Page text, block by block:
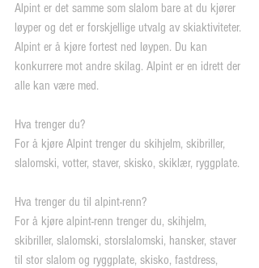
Alpint er det samme som slalom bare at du kjører
løyper og det er forskjellige utvalg av skiaktiviteter.
Alpint er å kjøre fortest ned løypen. Du kan
konkurrere mot andre skilag. Alpint er en idrett der
alle kan være med.
Hva trenger du?
For å kjøre Alpint trenger du skihjelm, skibriller,
slalomski, votter, staver, skisko, skiklær, ryggplate.
Hva trenger du til alpint-renn?
For å kjøre alpint-renn trenger du, skihjelm,
skibriller, slalomski, storslalomski, hansker, staver
til stor slalom og ryggplate, skisko, fastdress,